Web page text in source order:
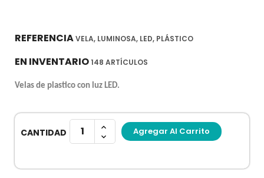
REFERENCIAVELA, LUMINOSA, LED, PLÁSTICO
EN INVENTARIO148 ARTÍCULOS
Velas de plastico con luz LED.
CANTIDAD Agregar Al Carrito